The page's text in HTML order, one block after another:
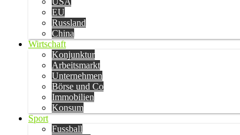
EU
Russland
China
Wirtschaft
Konjunktur
Arbeitsmarkt
Unternehmen
Börse und Co
Immobilien
Konsum
Sport
Fussball